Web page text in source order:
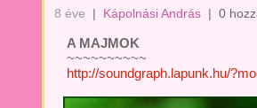
8 éve | Kápolnási András | 0
A MAJMOK
~~~~~~~~~~
http://soundgraph.lapunk.hu/